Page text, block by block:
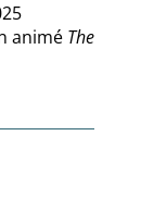
animé The